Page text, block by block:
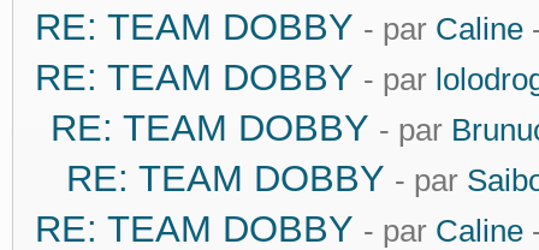
RE: TEAM DOBBY - par Caline
RE: TEAM DOBBY - par
RE: TEAM DOBBY - par
RE: TEAM DOBBY - par
RE: TEAM DOBBY - par Caline